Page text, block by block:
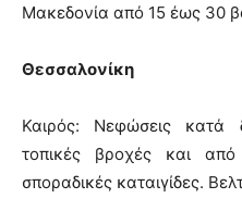
Μακεδονία από 15 έως 30
Θεσσαλονίκη
Καιρός: Νεφώσεις κατά
τοπικές βροχές και
σποραδικές καταιγίδες.